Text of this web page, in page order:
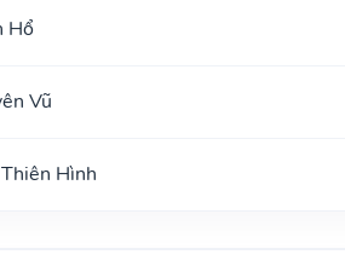
Hổ
Vũ
Hình